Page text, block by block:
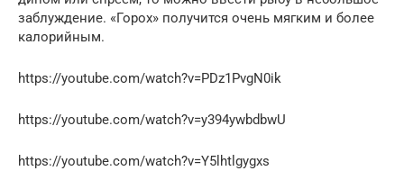
заблуждение. «Горох» получится очень мягким и более
калорийным.
https://youtube.com/watch?v=PDz1PvgN0ik
https://youtube.com/watch?v=y394ywbdbwU
https://youtube.com/watch?v=Y5lhtlgygxs